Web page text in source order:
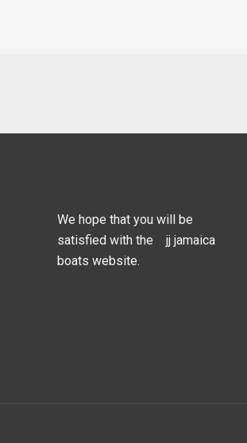
We hope that you will be
satisfied with the jj jamaica
boats website.